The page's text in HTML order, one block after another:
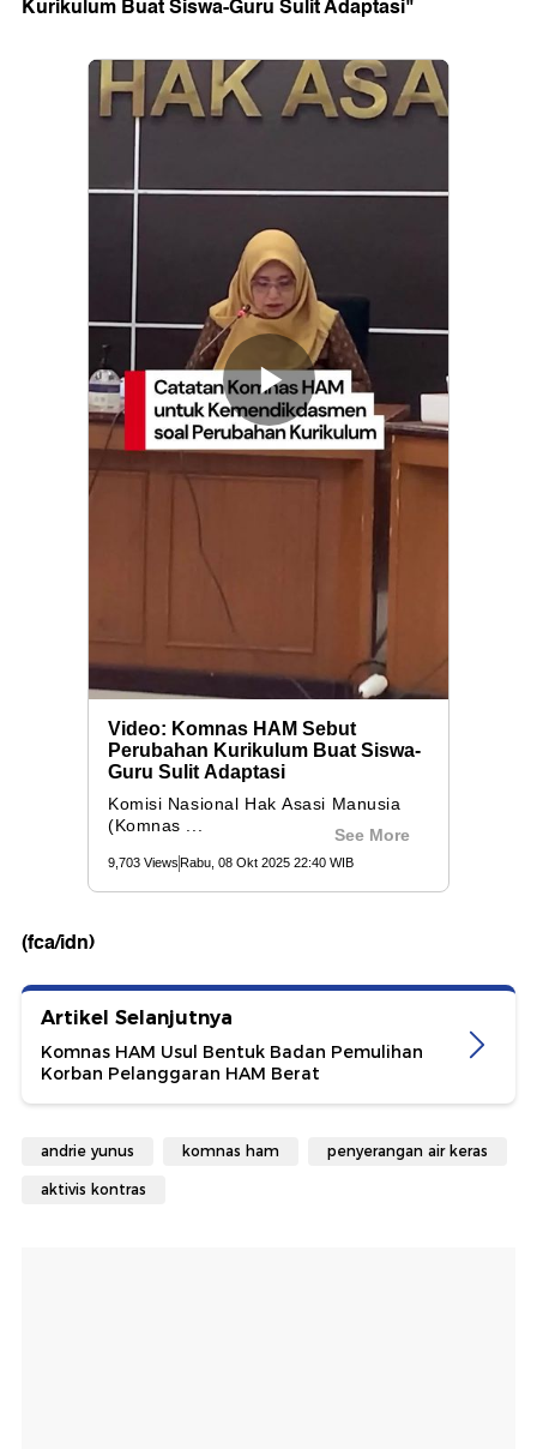
(fca/idn)
Artikel Selanjutnya
Komnas HAM Usul Bentuk Badan Pemulihan
Korban Pelanggaran HAM Berat
andrie yunus komnas ham penyerangan air keras
aktivis kontras